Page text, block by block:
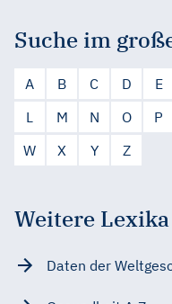
Suche im
A B C D E
L
M N O P
W
X Y Z
Weitere Lexika
Daten der